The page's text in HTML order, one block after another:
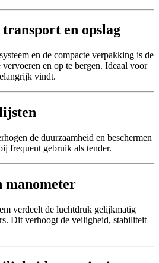
en opslag
en de compacte verpakking is de
en op te bergen. Ideaal voor
vindt.
de duurzaamheid en beschermen
frequent gebruik als tender.
manometer
verdeelt de luchtdruk gelijkmatig
Dit verhoogt de veiligheid, stabiliteit